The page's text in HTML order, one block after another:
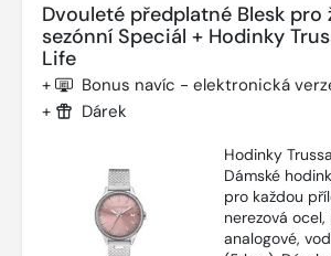
Dvouleté předplatné Blesk pro
sezónní Speciál + Hodinky
Life
+ Bonus navíc - elektronická
+ Dárek
Hodinky
Dámské
pro každou
nerezová
analogové,